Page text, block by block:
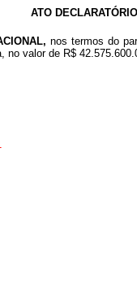
ATO
nos termos do
valor de R$